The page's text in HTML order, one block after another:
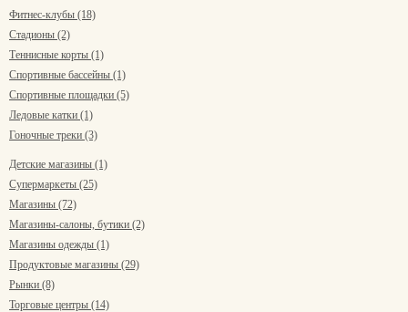
Фитнес-клубы (18)
Стадионы (2)
Теннисные корты (1)
Спортивные бассейны (1)
Спортивные площадки (5)
Ледовые катки (1)
Гоночные треки (3)
Детские магазины (1)
Супермаркеты (25)
Магазины (72)
Магазины-салоны, бутики (2)
Магазины одежды (1)
Продуктовые магазины (29)
Рынки (8)
Торговые центры (14)